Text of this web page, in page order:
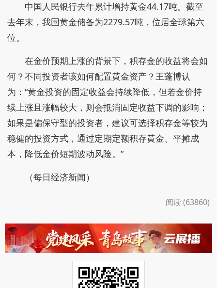
中国人民银行去年累计增持黄金44.17吨。截至
去年末，我国黄金储备为2279.57吨，位居全球第六
位。
在金价预期上涨的背景下，积存金的收益将会如
何？不同投资者该如何配置黄金资产？王蓬博认
为：“黄金投资的固定收益会持续降低，但若金价持
续上涨且涨幅较大，则会抵消固定收益下调的影响；
如果是偏保守型的投资者，建议可选择积存金等较为
稳健的投资方式，通过定期定额积存黄金、平摊成
本，降低金价短期波动风险。”
（每日经济新闻）
阅读 (63860)